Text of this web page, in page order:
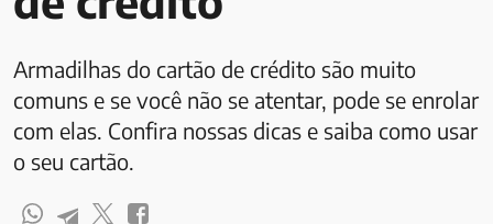
Armadilhas do cartão de crédito são muito
comuns e se você não se atentar, pode se enrolar
com elas. Confira nossas dicas e saiba como usar
o seu cartão.